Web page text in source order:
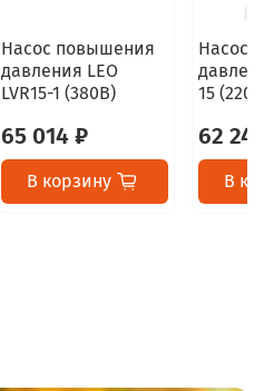
Насос повышения
давления LEO
LVR15-1 (380В)
65 014 ₽
В корзину
Насос
15
62
В